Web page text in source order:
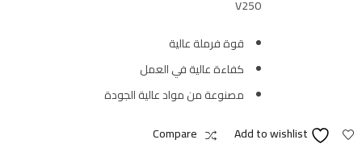
V250
قوة فرملة عالية
كفاءة عالية في العمل
مصنوعة من مواد عالية الجودة
Add to wishlist
Compare